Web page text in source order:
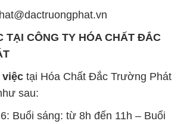
TẠI CÔNG TY HÓA CHẤT ĐẮC
việc tại Hóa Chất Đắc Trường Phát
sau:
Buổi sáng: từ 8h đến 11h – Buổi